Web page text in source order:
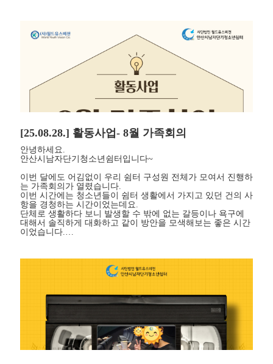
[25.08.28.] 활동사업- 8월 가족회의
안녕하세요.
안산시남자단기청소년쉼터입니다~
이번 달에도 어김없이 우리 쉼터 구성원 전체가 모여서 진행하
는 가족회의가 열렸습니다.
이번 시간에는 청소년들이 쉼터 생활에서 가지고 있던 건의 사
항을 경청하는 시간이었는데요.
단체로 생활하다 보니 발생할 수 밖에 없는 갈등이나 욕구에
대해서 솔직하게 대화하고 같이 방안을 모색해보는 좋은 시간
이었습니다.…